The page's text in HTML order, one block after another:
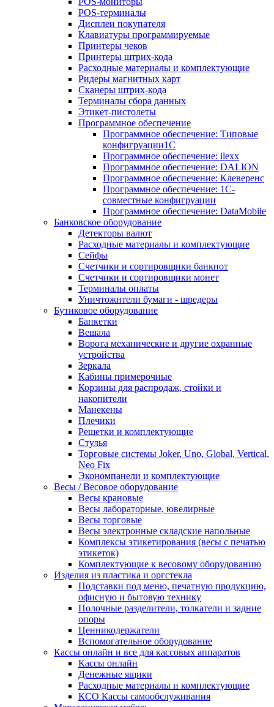
POS-терминалы
Дисплеи покупателя
Клавиатуры программируемые
Принтеры чеков
Принтеры штрих-кода
Расходные материалы и комплектующие
Ридеры магнитных карт
Сканеры штрих-кода
Терминалы сбора данных
Этикет-пистолеты
Программное обеспечение
Программное обеспечение: Типовые
конфигруации1С
Программное обеспечение: ilexx
Программное обеспечение: DALION
Программное обеспечение: Клеверенс
Программное обеспечение: 1С-
совместные конфигруации
Программное обеспечение: DataMobile
Банковское оборудование
Детекторы валют
Расходные материалы и комплектующие
Сейфы
Счетчики и сортировщики банкнот
Счетчики и сортировщики монет
Терминалы оплаты
Уничтожители бумаги - шредеры
Бутиковое оборудование
Банкетки
Вешала
Ворота механические и другие охранные
устройства
Зеркала
Кабины примерочные
Корзины для распродаж, стойки и
накопители
Манекены
Плечики
Решетки и комплектующие
Стулья
Торговые системы Joker, Uno, Global, Vertical,
Neo Fix
Экономпанели и комплектующие
Весы / Весовое оборудование
Весы крановые
Весы лабораторные, ювелирные
Весы торговые
Весы электронные складские напольные
Комплексы этикетирования (весы с печатью
этикеток)
Комплектующие к весовому оборудованию
Изделия из пластика и оргстекла
Подставки под меню, печатную продукцию,
офисную и бытовую технику
Полочные разделители, толкатели и задние
опоры
Ценникодержатели
Вспомогательное оборудование
Кассы онлайн и все для кассовых аппаратов
Кассы онлайн
Денежные ящики
Расходные материалы и комплектующие
КСО Кассы самообслуживания